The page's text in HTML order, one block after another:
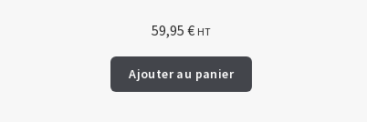
59,95€ HT
Ajouter au panier